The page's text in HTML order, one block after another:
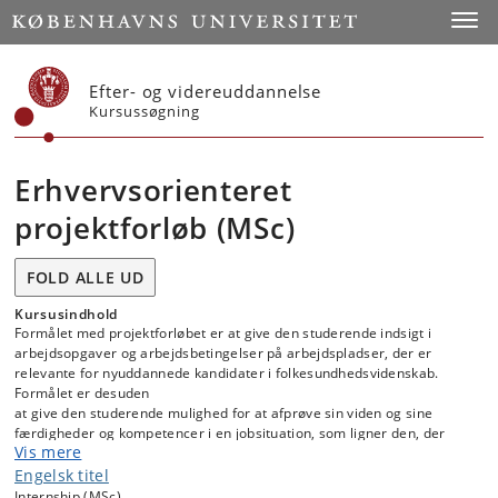
Start
Efter- og videreuddannelse
Kursussøgning
Erhvervsorienteret
projektforløb (MSc)
FOLD ALLE UD
Kursusindhold
Formålet med projektforløbet er at give den studerende indsigt i
arbejdsopgaver og arbejdsbetingelser på arbejdspladser, der er
relevante for nyuddannede kandidater i folkesundhedsvidenskab.
Formålet er desuden
at give den studerende mulighed for at afprøve sin viden og sine
færdigheder og kompetencer i en jobsituation, som ligner den, der
tilbydes nyuddannede kandidater i folkesundhedsvidenskab.
Vis mere
Engelsk titel